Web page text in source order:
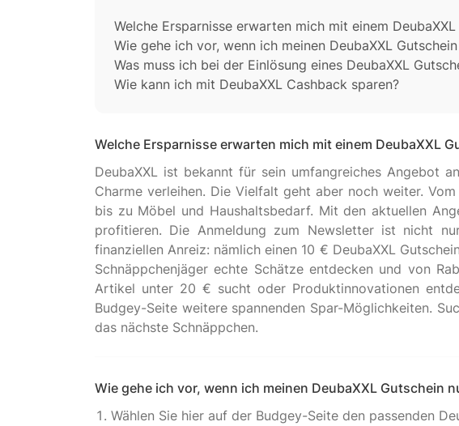
Welche Ersparnisse erwarten mich mit einem
Wie gehe ich vor, wenn ich meinen DeubaXXL
Was muss ich bei der Einlösung eines DeubaXXL
Wie kann ich mit DeubaXXL Cashback sparen?
Welche Ersparnisse erwarten mich mit einem DeubaXXL
DeubaXXL ist bekannt für sein umfangreiches Angebot
Charme verleihen. Die Vielfalt geht aber noch weiter.
bis zu Möbel und Haushaltsbedarf. Mit den aktuellen
profitieren. Die Anmeldung zum Newsletter ist nicht
finanziellen Anreiz: nämlich einen 10 € DeubaXXL
Schnäppchenjäger echte Schätze entdecken und von
Artikel unter 20 € sucht oder Produktinnovationen
Budgey-Seite weitere spannenden Spar-Möglichkeiten.
Wie gehe ich vor, wenn ich meinen DeubaXXL Gutschein
Wählen Sie hier auf der Budgey-Seite den passenden